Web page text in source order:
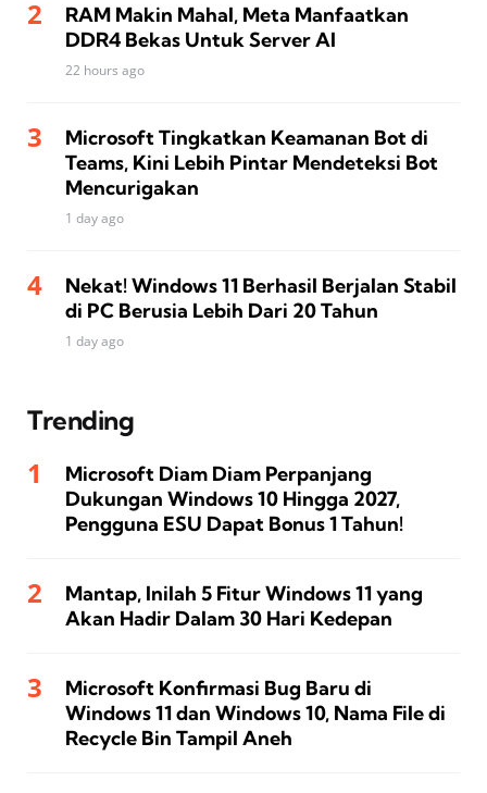
RAM Makin Mahal, Meta Manfaatkan
DDR4 Bekas Untuk Server AI
22 hours ago
Microsoft Tingkatkan Keamanan Bot di
Teams, Kini Lebih Pintar Mendeteksi Bot
Mencurigakan
1 day ago
Nekat! Windows 11 Berhasil Berjalan Stabil
di PC Berusia Lebih Dari 20 Tahun
1 day ago
Trending
Microsoft Diam Diam Perpanjang
Dukungan Windows 10 Hingga 2027,
Pengguna ESU Dapat Bonus 1 Tahun!
Mantap, Inilah 5 Fitur Windows 11 yang
Akan Hadir Dalam 30 Hari Kedepan
Microsoft Konfirmasi Bug Baru di
Windows 11 dan Windows 10, Nama File di
Recycle Bin Tampil Aneh